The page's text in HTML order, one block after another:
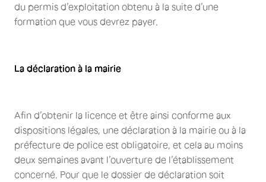
du permis d’exploitation obtenu à la suite d’une
formation que vous devrez payer.
La déclaration à la mairie
Afin d’obtenir la licence et être ainsi conforme aux
dispositions légales, une déclaration à la mairie ou à la
préfecture de police est obligatoire, et cela au moins
deux semaines avant l’ouverture de l’établissement
concerné. Pour que le dossier de déclaration soit